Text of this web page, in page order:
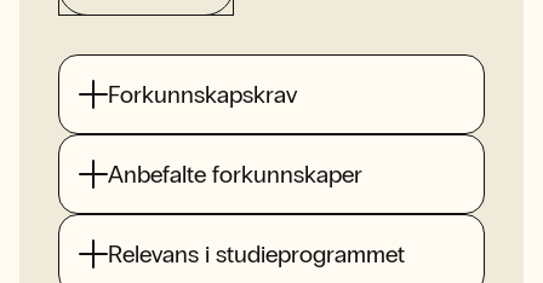
Forkunnskapskrav
Anbefalte forkunnskaper
Relevans i studieprogrammet